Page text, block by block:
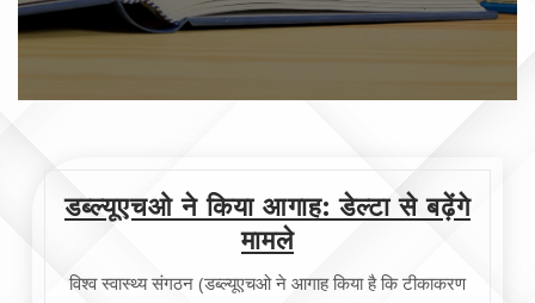
डब्ल्यूएचओ ने किया आगाह: डेल्टा से बढ़ेंगे
मामले
विश्व स्वास्थ्य संगठन (डब्ल्यूएचओ ने आगाह किया है कि टीकाकरण